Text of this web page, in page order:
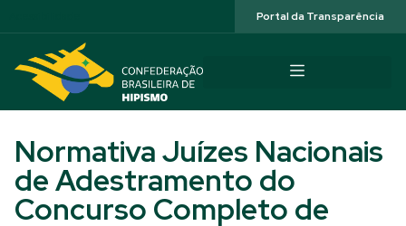
Portal da Transparência
Normativa Juízes Nacionais
de Adestramento do
Concurso Completo de